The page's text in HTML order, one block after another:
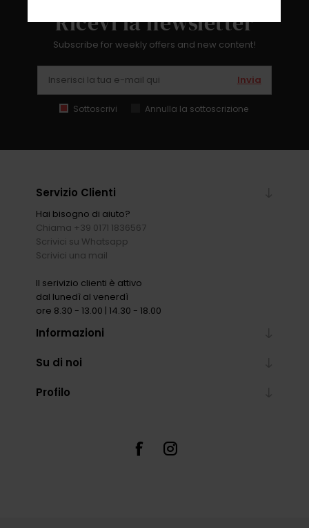
Ricevi la newsletter
Subscribe for weekly offers and new content!
Invia
Sottoscrivi Annulla la sottoscrizione
Servizio Clienti
Hai bisogno di aiuto?
Chiama +39 0171 1836567
Scrivici su Whatsapp
Scrivici una mail
Il serivizio clienti è attivo
dal lunedì al venerdì
ore 8.30 - 13.00 | 14.30 - 18.00
Informazioni
Su di noi
Profilo